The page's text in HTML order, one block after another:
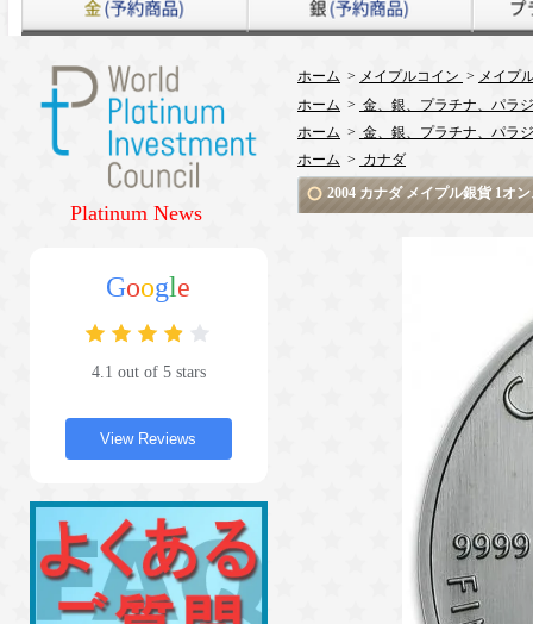
Platinum News
Google
4.1 out of 5 stars
View Reviews
ホーム > メイプルコイン > メイプ
ホーム > 金、銀、プラチナ、パラ
ホーム > 金、銀、プラチナ、パラ
ホーム > カナダ
2004 カナダ メイプル銀貨 1オ